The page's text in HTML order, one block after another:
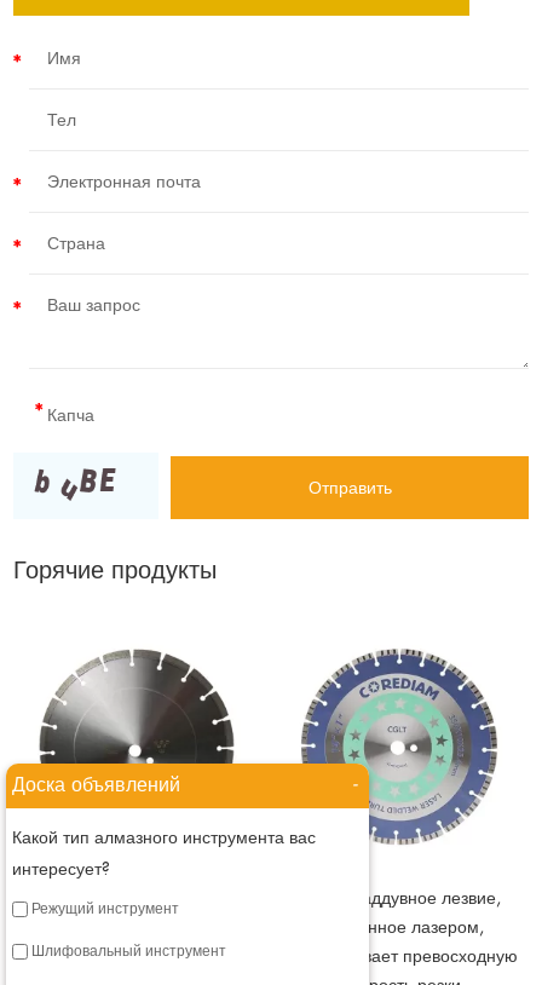
Горячие продукты
Алмазное пильное полотно по
Турбонаддувное лезвие,
сваренное лазером,
обеспечивает превосходную
Доска объявлений -
Какой тип алмазного инструмента вас
интересует?
Режущий инструмент
Шлифовальный инструмент